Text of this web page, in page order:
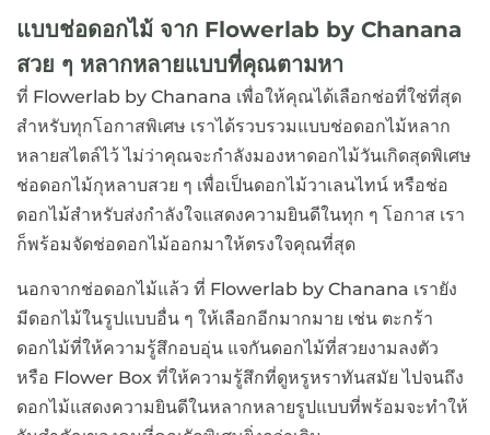
แบบช่อดอกไม้ จาก Flowerlab by Chanana
สวย ๆ หลากหลายแบบที่คุณตามหา
ที่ Flowerlab by Chanana เพื่อให้คุณได้เลือกช่อที่ใช่ที่สุด
สำหรับทุกโอกาสพิเศษ เราได้รวบรวมแบบช่อดอกไม้หลาก
หลายสไตล์ไว้ ไม่ว่าคุณจะกำลังมองหาดอกไม้วันเกิดสุดพิเศษ
ช่อดอกไม้กุหลาบสวย ๆ เพื่อเป็นดอกไม้วาเลนไทน์ หรือช่อ
ดอกไม้สำหรับส่งกำลังใจแสดงความยินดีในทุก ๆ โอกาส เรา
ก็พร้อมจัดช่อดอกไม้ออกมาให้ตรงใจคุณที่สุด
นอกจากช่อดอกไม้แล้ว ที่ Flowerlab by Chanana เรายัง
มีดอกไม้ในรูปแบบอื่น ๆ ให้เลือกอีกมากมาย เช่น ตะกร้า
ดอกไม้ที่ให้ความรู้สึกอบอุ่น แจกันดอกไม้ที่สวยงามลงตัว
หรือ Flower Box ที่ให้ความรู้สึกที่ดูหรูหราทันสมัย ไปจนถึง
ดอกไม้แสดงความยินดีในหลากหลายรูปแบบที่พร้อมจะทำให้